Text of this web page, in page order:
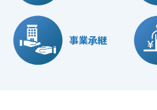
事業承継